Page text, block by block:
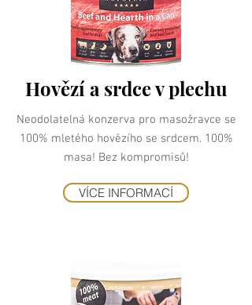
Hovězí a srdce v plechu
Neodolatelná konzerva pro masožravce se
100% mletého hovězího se srdcem. 100%
masa! Bez kompromisů!
VÍCE INFORMACÍ